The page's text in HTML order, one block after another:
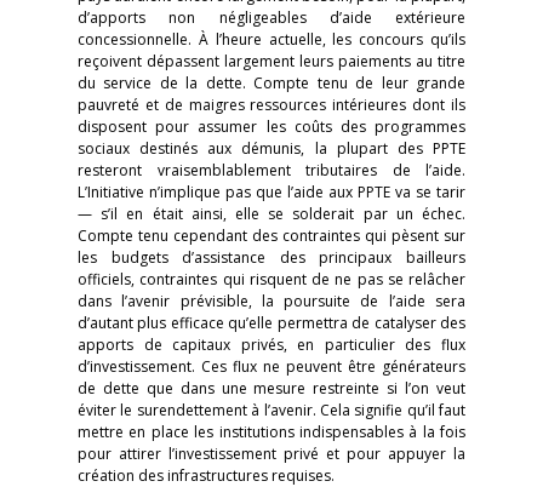
d’apports non négligeables d’aide extérieure
concessionnelle. À l’heure actuelle, les concours qu’ils
reçoivent dépassent largement leurs paiements au titre
du service de la dette. Compte tenu de leur grande
pauvreté et de maigres ressources intérieures dont ils
disposent pour assumer les coûts des programmes
sociaux destinés aux démunis, la plupart des PPTE
resteront vraisemblablement tributaires de l’aide.
L’Initiative n’implique pas que l’aide aux PPTE va se tarir
— s’il en était ainsi, elle se solderait par un échec.
Compte tenu cependant des contraintes qui pèsent sur
les budgets d’assistance des principaux bailleurs
officiels, contraintes qui risquent de ne pas se relâcher
dans l’avenir prévisible, la poursuite de l’aide sera
d’autant plus efficace qu’elle permettra de catalyser des
apports de capitaux privés, en particulier des flux
d’investissement. Ces flux ne peuvent être générateurs
de dette que dans une mesure restreinte si l’on veut
éviter le surendettement à l’avenir. Cela signifie qu’il faut
mettre en place les institutions indispensables à la fois
pour attirer l’investissement privé et pour appuyer la
création des infrastructures requises.